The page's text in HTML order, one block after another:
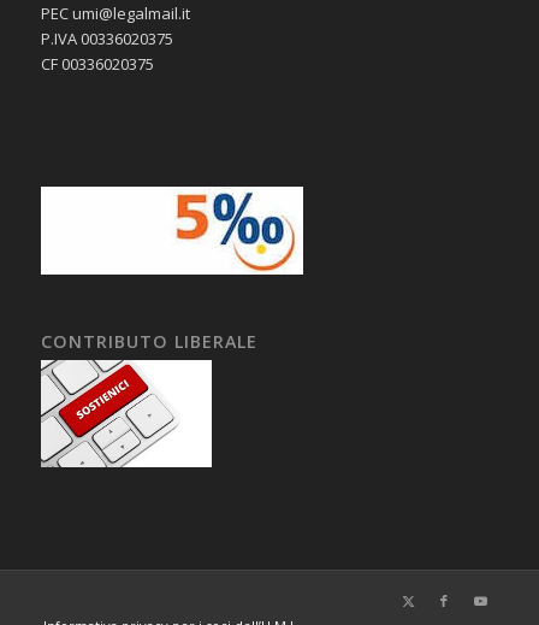
PEC umi@legalmail.it
P.IVA 00336020375
CF 00336020375
CONTRIBUTO LIBERALE